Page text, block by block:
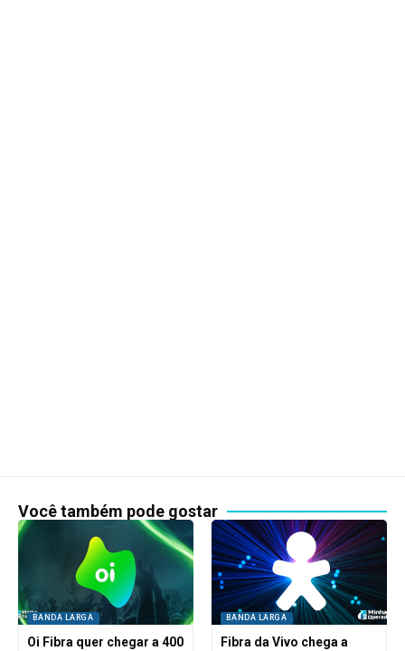
Você também pode gostar
BANDA LARGA
Oi Fibra quer chegar a 400
BANDA LARGA
Fibra da Vivo chega a